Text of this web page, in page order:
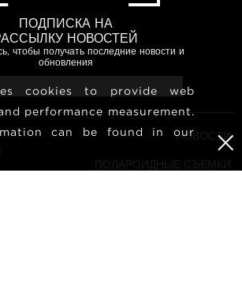
ПОДПИСКА НА
НОВОСТЕЙ
чтобы получать последние новости и
обновления
НОВОСТИ
ПОЛАРОИДНЫЕ СЪЕМКИ
cookies to provide web
performance measurement.
can be found in our